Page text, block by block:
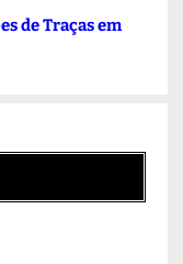
de Traças em